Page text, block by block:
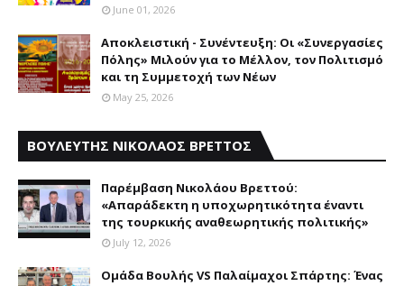
June 01, 2026
Αποκλειστική - Συνέντευξη: Οι «Συνεργασίες
Πόλης» Μιλούν για το Μέλλον, τον Πολιτισμό
και τη Συμμετοχή των Νέων
May 25, 2026
ΒΟΥΛΕΥΤΗΣ ΝΙΚΟΛΑΟΣ ΒΡΕΤΤΟΣ
Παρέμβαση Nικολάου Bρεττού:
«Aπαράδεκτη η υποχωρητικότητα έναντι
της τουρκικής αναθεωρητικής πολιτικής»
July 12, 2026
Ομάδα Βουλής VS Παλαίμαχοι Σπάρτης: Ένας